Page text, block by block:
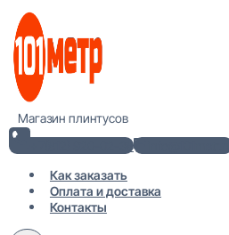
Перейти
содержимому
Магазин плинтусов
+7(812) 920-02-38
Как заказать
Оплата и доставка
Контакты